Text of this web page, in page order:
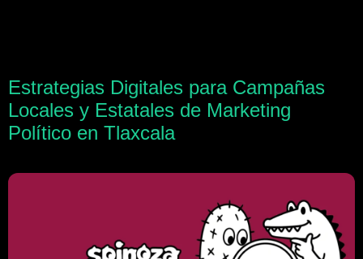
Estrategias Digitales para Campañas
Locales y Estatales de Marketing
Político en Tlaxcala